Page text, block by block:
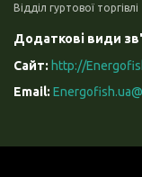
Відділ гуртової торгівлі
http://